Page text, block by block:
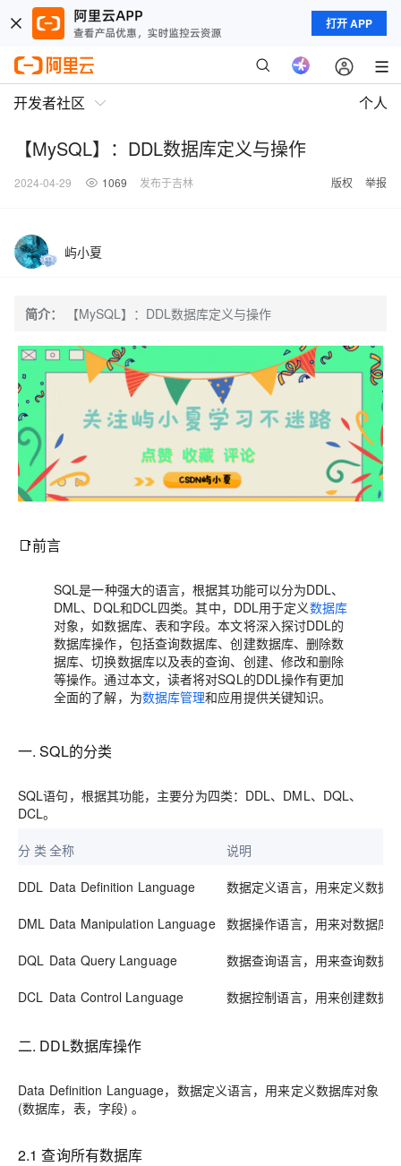
打开 APP
开发者社区 个人
【MySQL】：DDL数据库定义与操作
2024-04-29 1069 发布于吉林 版权 举报
屿小夏
简介： 【MySQL】：DDL数据库定义与操作
📑前言
SQL是一种强大的语言，根据其功能可以分为DDL、
DML、DQL和DCL四类。其中，DDL用于定义数据库
对象，如数据库、表和字段。本文将深入探讨DDL的
数据库操作，包括查询数据库、创建数据库、删除数
据库、切换数据库以及表的查询、创建、修改和删除
等操作。通过本文，读者将对SQL的DDL操作有更加
全面的了解，为数据库管理和应用提供关键知识。
一. SQL的分类
SQL语句，根据其功能，主要分为四类：DDL、DML、DQL、
DCL。
分 类 全称 说明
DDL Data Definition Language 数据定义语言，用来定义数据
DML Data Manipulation Language 数据操作语言，用来对数据库
DQL Data Query Language 数据查询语言，用来查询数据
DCL Data Control Language 数据控制语言，用来创建数据
二. DDL数据库操作
Data Definition Language，数据定义语言，用来定义数据库对象
(数据库，表，字段) 。
2.1 查询所有数据库